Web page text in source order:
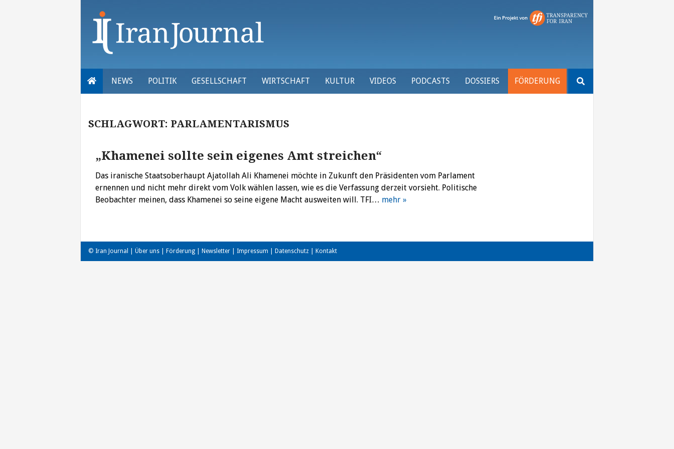
NEWS POLITIK GESELLSCHAFT WIRTSCHAFT KULTUR VIDEOS PODCASTS DOSSIERS FÖRDERUNG
nach:
SCHLAGWORT: PARLAMENTARISMUS
„Khamenei sollte sein eigenes Amt streichen“
Das iranische Staatsoberhaupt Ajatollah Ali Khamenei möchte in Zukunft den Präsidenten vom Parlament
ernennen und nicht mehr direkt vom Volk wählen lassen, wie es die Verfassung derzeit vorsieht. Politische
Beobachter meinen, dass Khamenei so seine eigene Macht ausweiten will. TFI… mehr »
© Iran Journal | Über uns Förderung Newsletter Impressum Datenschutz Kontakt